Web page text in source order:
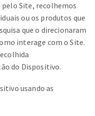
Site, recolhemos
ou os produtos que
que o direcionaram
interage com o Site.
do Dispositivo.
usando as